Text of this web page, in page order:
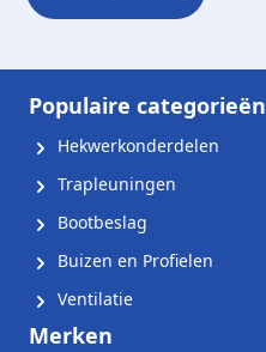
Populaire categorieën
Hekwerkonderdelen
Trapleuningen
Bootbeslag
Buizen en Profielen
Ventilatie
Merken